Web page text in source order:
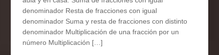
denominador Resta de fracciones con igual
denominador Suma y resta de fracciones con distinto
denominador Multiplicación de una fracción por un
número Multiplicación […]